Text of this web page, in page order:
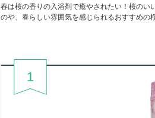
春は桜の香りの入浴剤で癒やされたい！桜の
のや、春らしい雰囲気を感じられるおすすめの
1